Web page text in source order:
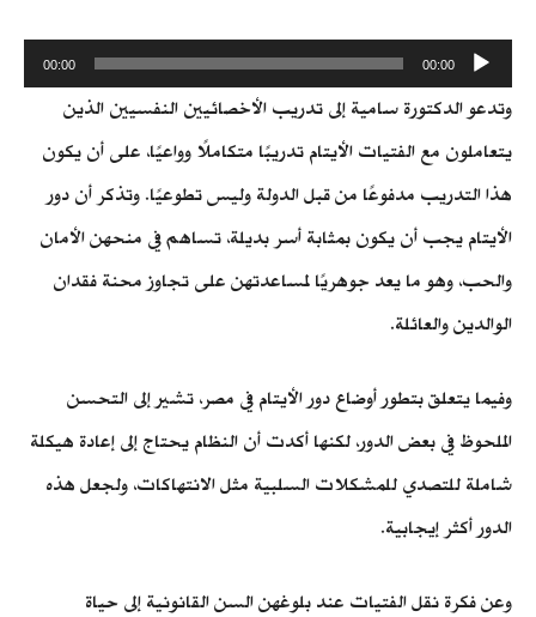
ش
غ
ل
ص
00:00
00:00
وتدعو الدكتورة سامية إلى تدريب الأخصائيين النفسيين الذين
يتعاملون مع الفتيات الأيتام تدريبًا متكاملًا وواعيًا، على أن يكون
هذا التدريب مدفوعًا من قبل الدولة وليس تطوعيًا. وتذكر أن دور
الأيتام يجب أن يكون بمثابة أسر بديلة، تساهم في منحهن الأمان
والحب، وهو ما يعد جوهريًا لمساعدتهن على تجاوز محنة فقدان
الوالدين والعائلة.
وفيما يتعلق بتطور أوضاع دور الأيتام في مصر، تشير إلى التحسن
الملحوظ في بعض الدور، لكنها أكدت أن النظام يحتاج إلى إعادة هيكلة
شاملة للتصدي للمشكلات السلبية مثل الانتهاكات، ولجعل هذه
الدور أكثر إيجابية.
وعن فكرة نقل الفتيات عند بلوغهن السن القانونية إلى حياة